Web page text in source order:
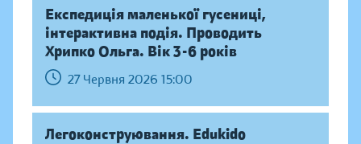
Експедиція маленької гусениці,
інтерактивна подія. Проводить
Хрипко Ольга. Вік 3-6 років
27 Червня 2026 15:00
Легоконструювання. Edukido